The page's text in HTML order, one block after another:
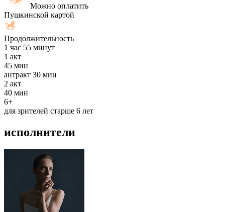
Можно оплатить
Пушкинской картой
Продолжительность
1 час 55 минут
1 акт
45 мин
антракт 30 мин
2 акт
40 мин
6+
для зрителей старше 6 лет
исполнители